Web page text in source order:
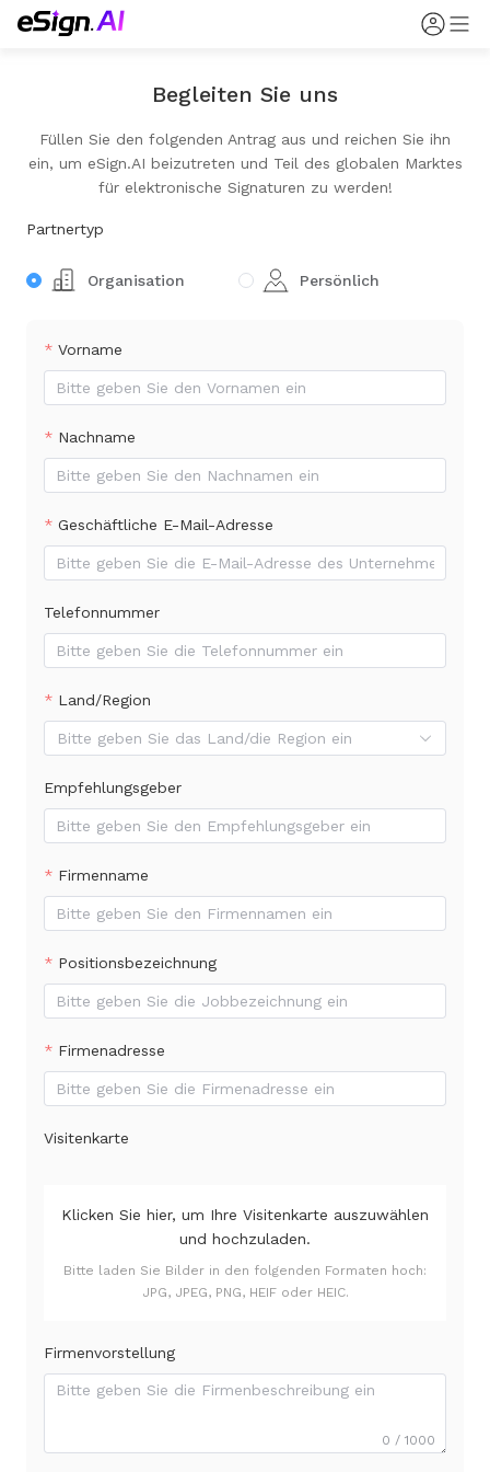
Begleiten Sie uns
Füllen Sie den folgenden Antrag aus und reichen Sie ihn
ein, um eSign.AI beizutreten und Teil des globalen Marktes
für elektronische Signaturen zu werden!
Partnertyp
Organisation Persönlich
Vorname
Nachname
Geschäftliche E-Mail-Adresse
Telefonnummer
Land/Region
Bitte geben Sie das Land/die Region ein
Empfehlungsgeber
Firmenname
Positionsbezeichnung
Firmenadresse
Visitenkarte
Klicken Sie hier, um Ihre Visitenkarte auszuwählen
und hochzuladen.
Bitte laden Sie Bilder in den folgenden Formaten hoch:
JPG, JPEG, PNG, HEIF oder HEIC.
Firmenvorstellung
0 / 1000